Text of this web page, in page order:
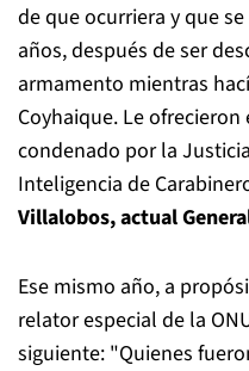
de que ocurriera y que
años, después de ser
armamento mientras
Coyhaique. Le
condenado por la
Inteligencia de
Villalobos, actual
Ese mismo año, a
relator especial de la
siguiente: "Quienes